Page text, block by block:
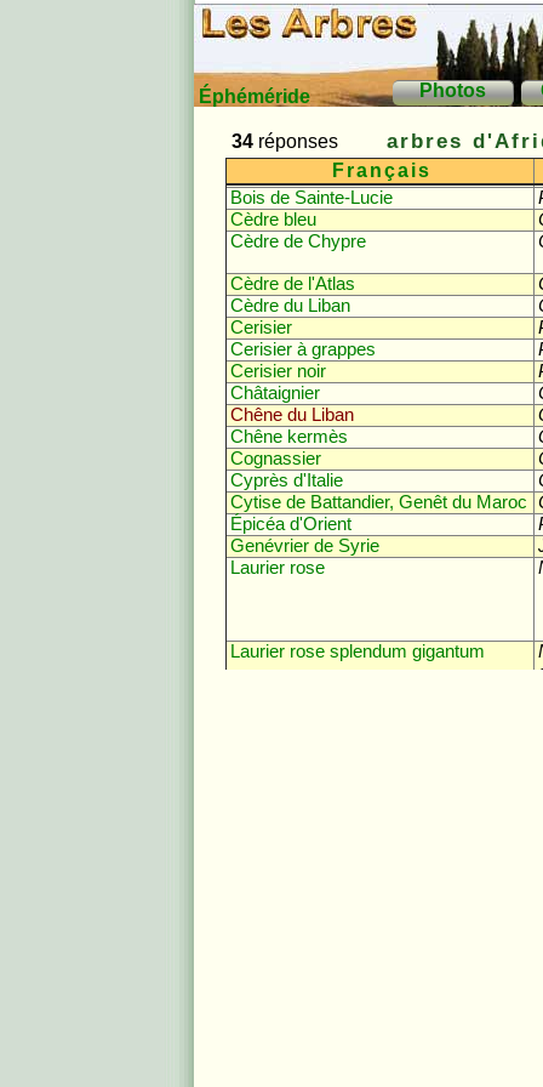
Éphéméride Photos
34 réponses arbres
Français
Bois de Sainte-Lucie
Cèdre bleu
Cèdre de Chypre
Cèdre de l'Atlas
Cèdre du Liban
Cerisier
Cerisier à grappes
Cerisier noir
Châtaignier
Chêne du Liban
Chêne kermès
Cognassier
Cyprès d'Italie
Cytise de Battandier, Genêt du Maroc
Épicéa d'Orient
Genévrier de Syrie
Laurier rose
Laurier rose splendum gigantum